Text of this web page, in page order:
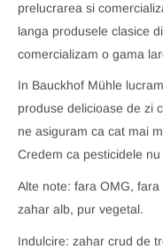
prelucrarea si
langa produsele clasice
comercializam o gama
In Bauckhof Mühle
produse delicioase de zi
ne asiguram ca cat mai
Credem ca pesticidele
Alte note: fara OMG,
zahar alb, pur vegetal.
Indulcire: zahar crud de